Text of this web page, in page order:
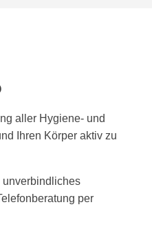
aller Hygiene- und
Ihren Körper aktiv zu
unverbindliches
per